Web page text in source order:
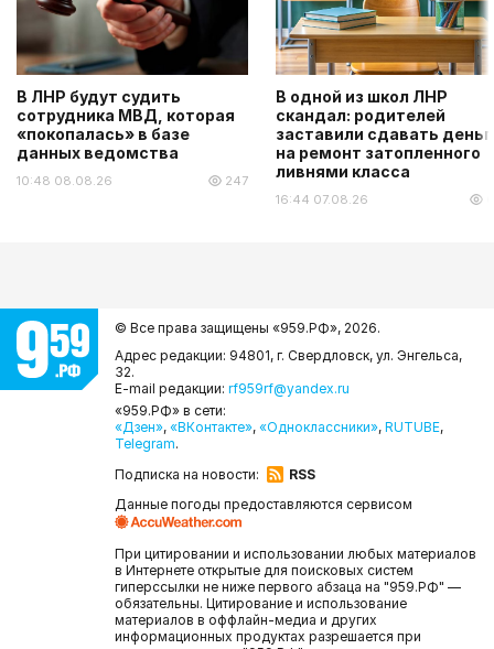
В ЛНР будут судить
сотрудника МВД, которая
«покопалась» в базе
данных ведомства
10:48 08.08.26 247
В одной из школ ЛНР
скандал: родителей
заставили сдавать
на ремонт затопленного
ливнями класса
16:44 07.08.26
© Все права защищены «959.РФ», 2026.
Адрес редакции: 94801, г. Свердловск, ул. Энгельса,
32.
E-mail редакции: rf959rf@yandex.ru
«959.РФ» в сети:
«Дзен», «ВКонтакте», «Одноклассники», RUTUBE,
Telegram.
Подписка на новости:
RSS
Данные погоды предоставляются сервисом
При цитировании и использовании любых материалов
в Интернете открытые для поисковых систем
гиперссылки не ниже первого абзаца на "959.РФ" —
обязательны. Цитирование и использование
материалов в оффлайн-медиа и других
информационных продуктах разрешается при